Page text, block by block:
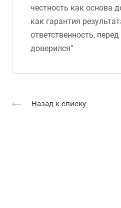
честность как основа
как гарантия
ответственность,
доверился"
Назад к списку